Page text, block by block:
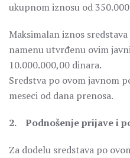
ukupnom iznosu od
Maksimalan iznos
namenu utvrđenu ovim
10.000.000,00 dinara.
Sredstva po ovom javnom
meseci od dana prenosa.
2. Podnošenje prijave i
Za dodelu sredstava po